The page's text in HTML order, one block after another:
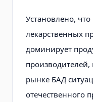
Установлено,
лекарственных
доминирует
рынке БАД
отечественного